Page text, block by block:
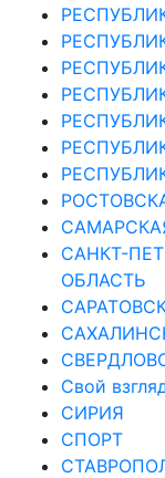
САНКТ-
ОБЛАСТЬ
Свой
СИРИЯ
СПОРТ